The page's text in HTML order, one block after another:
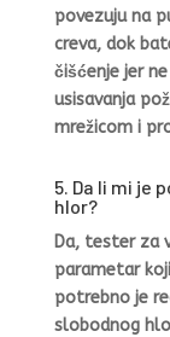
povezuju na
creva, dok
čišćenje jer
usisavanja
mrežicom i
5. Da li mi je
hlor?
Da, tester za
parametar
potrebno je
slobodnog